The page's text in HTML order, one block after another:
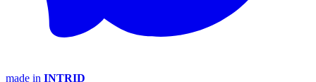
made in INTRID